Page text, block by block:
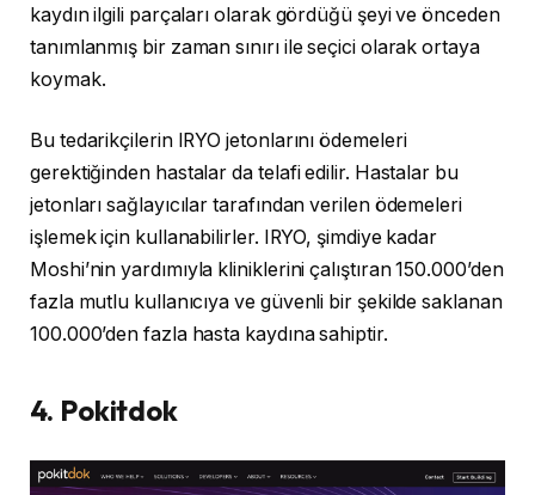
kaydın ilgili parçaları olarak gördüğü şeyi ve önceden
tanımlanmış bir zaman sınırı ile seçici olarak ortaya
koymak.
Bu tedarikçilerin IRYO jetonlarını ödemeleri
gerektiğinden hastalar da telafi edilir. Hastalar bu
jetonları sağlayıcılar tarafından verilen ödemeleri
işlemek için kullanabilirler. IRYO, şimdiye kadar
Moshi’nin yardımıyla kliniklerini çalıştıran 150.000’den
fazla mutlu kullanıcıya ve güvenli bir şekilde saklanan
100.000’den fazla hasta kaydına sahiptir.
4. Pokitdok